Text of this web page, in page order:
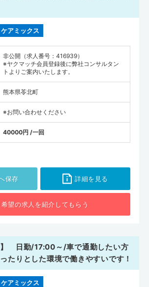
ケアミックス
非公開（求人番号：416939）
※ヤクマッチ会員登録後に弊社コンサルタン
トよりご案内いたします。
熊本県苓北町
※お問い合わせください
40000円 /一回
保存 詳細を見る
希望の求人を紹介してもらう
】 日勤/17:00～/車で通勤したい方
たりとした環境で働きやすいです！
ケアミックス